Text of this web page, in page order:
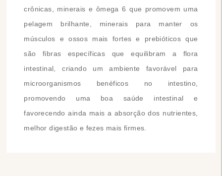
crônicas, minerais e ômega 6 que promovem uma
pelagem brilhante, minerais para manter os
músculos e ossos mais fortes e prebióticos que
são fibras específicas que equilibram a flora
intestinal, criando um ambiente favorável para
microorganismos benéficos no intestino,
promovendo uma boa saúde intestinal e
favorecendo ainda mais a absorção dos nutrientes,
melhor digestão e fezes mais firmes.